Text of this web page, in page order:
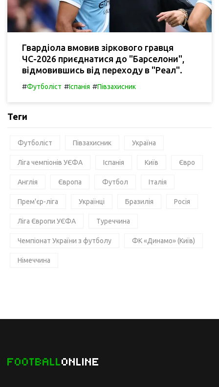
Гвардіола вмовив зіркового гравця
ЧС-2026 приєднатися до "Барселони",
відмовившись від переходу в "Реал".
#Футболіст #Іспанія #Півзахисник
Теги
Футболіст Півзахисник Україна
Ліга чемпіонів УЄФА Іспанія Київ Євро
Англія Європа Футбол Італія
Прем'єр-ліга Українці Бразилія Росія
Ліга Європи УЄФА Туреччина
Чемпіонат України з футболу ФК «Динамо» (Київ)
Німеччина
FOOTBALLONLINE